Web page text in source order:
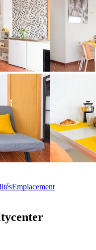
Emplacement